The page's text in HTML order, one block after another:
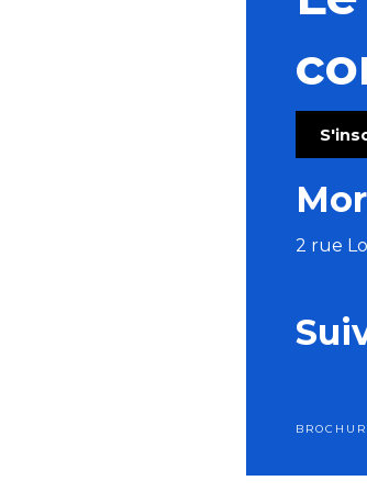
Ferme du cheval de trait - Journée
La ZIcoteK: empruntez un instrument
Concert de Rose et Henri - chansons
2 rue